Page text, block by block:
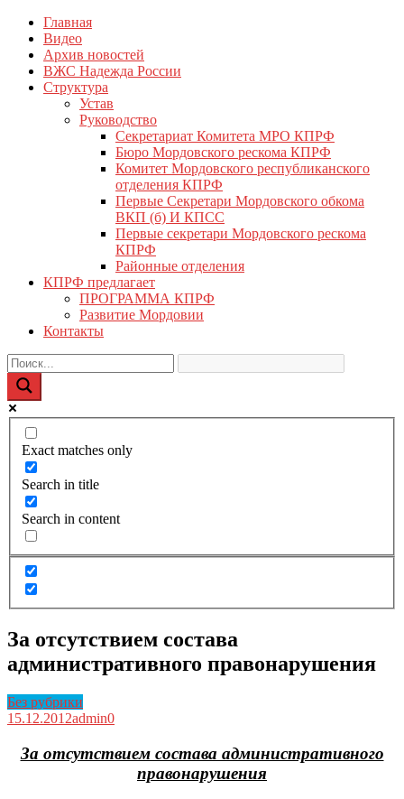
Перейти
содержимому
КПРФ Мордовия
Мордовское Региональное отделение КПРФ
Главная
Видео
Архив новостей
ВЖС Надежда России
Структура
Устав
Руководство
Секретариат Комитета МРО КПРФ
Бюро Мордовского рескома КПРФ
Комитет Мордовского республиканского
отделения КПРФ
Первые Секретари Мордовского обкома
ВКП (б) И КПСС
Первые секретари Мордовского рескома
КПРФ
Районные отделения
КПРФ предлагает
ПРОГРАММА КПРФ
Развитие Мордовии
Контакты
Exact matches only
Search in title
Search in content
За отсутствием состава
административного правонарушения
Без рубрики
15.12.2012admin0
За отсутствием состава административного
правонарушения